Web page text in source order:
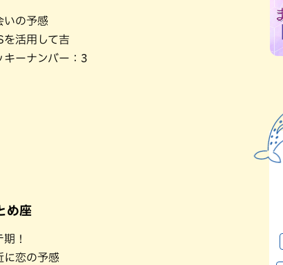
いの予感
を活用して吉
キーナンバー：3
め座
期！
に恋の予感